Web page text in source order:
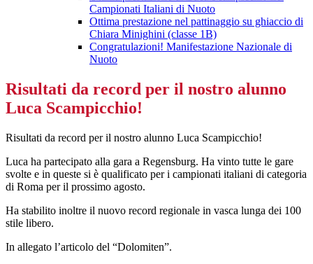
Campionati Italiani di Nuoto
Ottima prestazione nel pattinaggio su ghiaccio di
Chiara Minighini (classe 1B)
Congratulazioni! Manifestazione Nazionale di
Nuoto
Risultati da record per il nostro alunno
Luca Scampicchio!
Risultati da record per il nostro alunno Luca Scampicchio!
Luca ha partecipato alla gara a Regensburg. Ha vinto tutte le gare
svolte e in queste si è qualificato per i campionati italiani di categoria
di Roma per il prossimo agosto.
Ha stabilito inoltre il nuovo record regionale in vasca lunga dei 100
stile libero.
In allegato l’articolo del “Dolomiten”.